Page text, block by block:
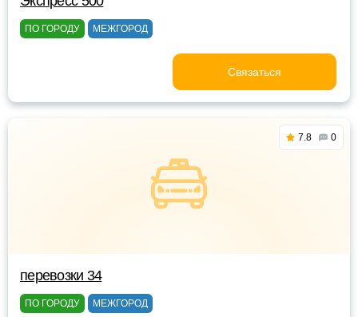
ПО ГОРОДУ МЕЖГОРОД
Связаться
7.8 0
перевозки 34
ПО ГОРОДУ МЕЖГОРОД